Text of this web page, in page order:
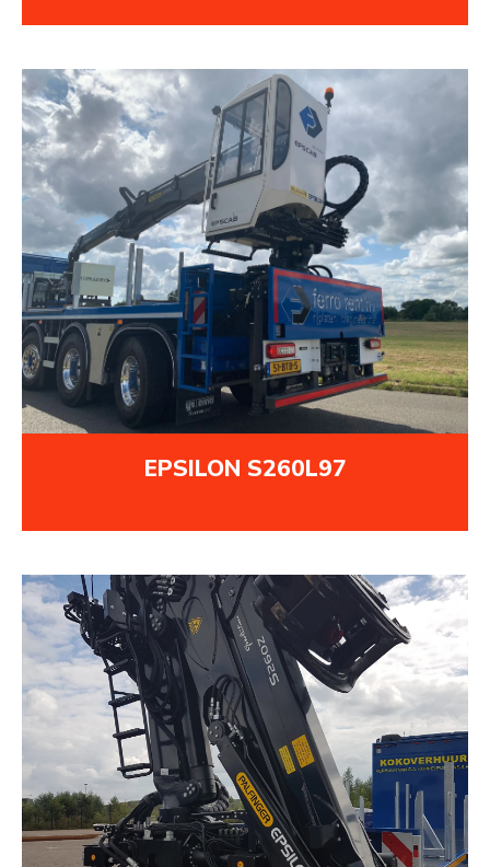
EPSILON S260L97